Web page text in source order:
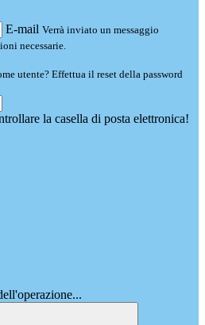
E-mail Verrà inviato un messaggio
necessarie.
utente? Effettua il reset della password
la casella di posta elettronica!